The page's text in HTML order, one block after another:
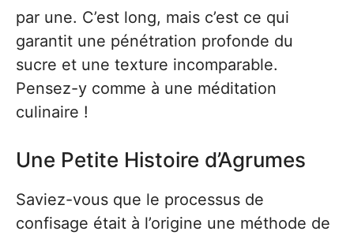
par une. C’est long, mais c’est ce qui
garantit une pénétration profonde du
sucre et une texture incomparable.
Pensez-y comme à une méditation
culinaire !
Une Petite Histoire d’Agrumes
Saviez-vous que le processus de
confisage était à l’origine une méthode de